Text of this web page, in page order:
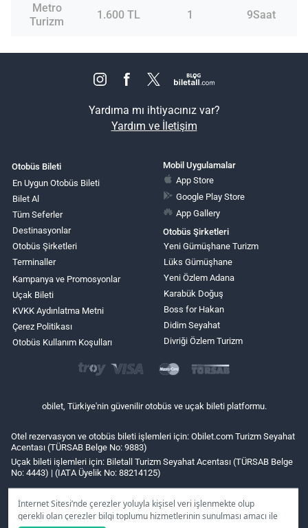
İnternet Sitesi’nde çerezler yoluyla kişisel veri işlenmekte olup
gerekli olan çerezler bilgi toplumu hizmetlerinin sunulması amacı ile
Metro
Turizm
1.600 TL 1 9Saat
Yardıma mı ihtiyacınız var?
Yardım ve İletişim
Otobüs Bileti
En Uygun Otobüs Bileti
Bilet Al
Tüm Seferler
Destinasyonlar
Otobüs Şirketleri
Terminaller
Kampanya ve Promosyonlar
Uçak Bileti
KVKK Aydınlatma Metni
Çerez Politikası
Otobüs Kullanım Koşulları
Mobil Uygulamalar
App Store
Google Play Store
App Gallery
Otobüs Şirketleri
Yeni Gümüşhane Turizm
Lüks Gümüşhane
Yeni Özlem Adana
Karabük Doğuş
Boss for Hakan
Didim Seyahat
Divriği Özlem Turizm
obilet, Türkiye'nin güvenilir otobüs ve uçak bileti platformu.
Otel rezervasyon ve otobüs bileti işlemleri için: Obilet.com Turizm Seyahat
Acentası (TÜRSAB Belge No: 9883)
Uçak bileti işlemleri için: Biletall Turizm Seyahat Acentası (TÜRSAB Belge
No: 4443) | (IATA Üyelik No: 88214125)